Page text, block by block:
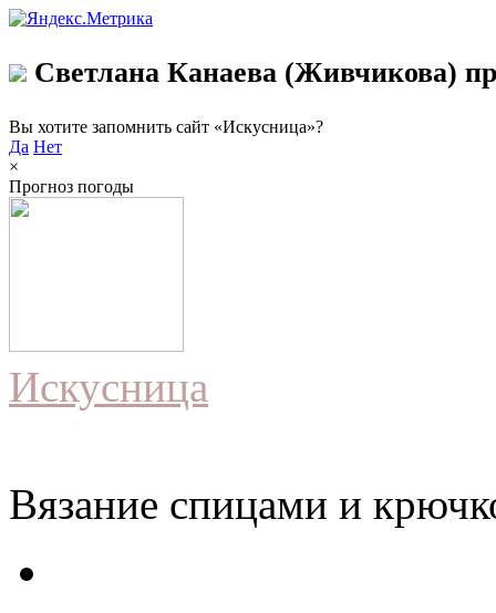
Светлана Канаева (Живчикова)
Вы хотите запомнить сайт «Искусница»?
Да Нет
×
Прогноз погоды
Искусница
Вязание спицами и